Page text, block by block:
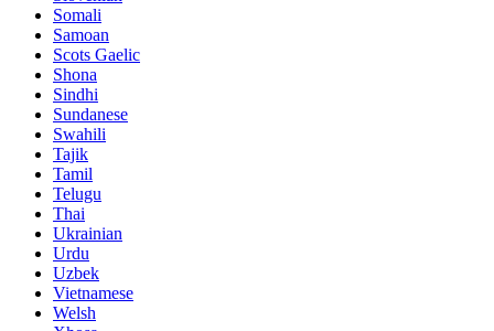
Somali
Samoan
Scots Gaelic
Shona
Sindhi
Sundanese
Swahili
Tajik
Tamil
Telugu
Thai
Ukrainian
Urdu
Uzbek
Vietnamese
Welsh